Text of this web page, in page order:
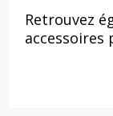
Retrouvez
accessoires